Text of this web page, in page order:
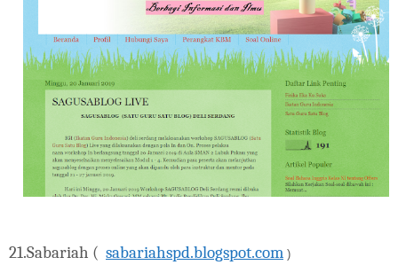
21.Sabariah ( sabariahspd.blogspot.com )